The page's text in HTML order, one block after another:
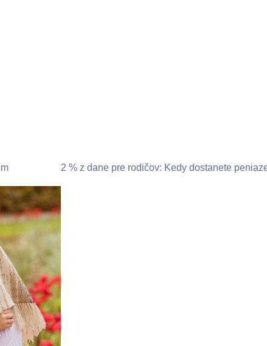
2 % z dane pre rodičov: Kedy dostanete